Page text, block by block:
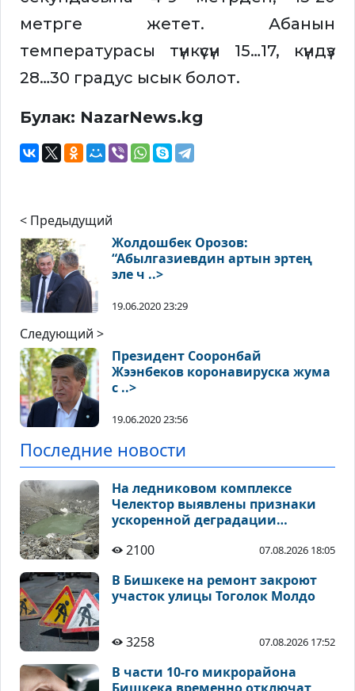
метрге жетет. Абанын
температурасы түнкүсүн 15…17, күндүз
28…30 градус ысык болот.
Булак: NazarNews.kg
< Предыдущий
Жолдошбек Орозов:
“Абылгазиевдин артын эртең
эле ч ..>
19.06.2020 23:29
Следующий >
Президент Сооронбай
Жээнбеков коронавируска жума
с ..>
19.06.2020 23:56
Последние новости
На ледниковом комплексе
Челектор выявлены признаки
ускоренной деградации
2100
07.08.2026 18:05
В Бишкеке на ремонт закроют
участок улицы Тоголок Молдо
3258 07.08.2026 17:52
В части 10-го микрорайона